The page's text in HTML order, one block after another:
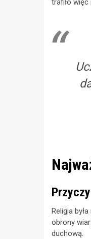
Religia
obrony
duchową.